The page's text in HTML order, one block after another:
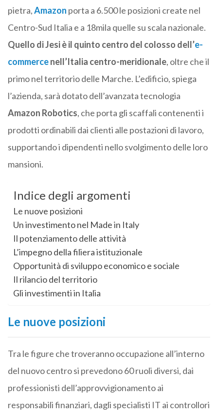
pietra,Amazon porta a 6.500 le posizioni create nel
Centro-Sud Italia e a 18mila quelle su scala nazionale.
Quello di Jesi è il quinto centro del colosso dell’e-
commercenell’Italia centro-meridionale, oltre che il
primo nel territorio delle Marche. L’edificio, spiega
l’azienda, sarà dotato dell’avanzata tecnologia
Amazon Robotics, che porta gli scaffali contenenti i
prodotti ordinabili dai clienti alle postazioni di lavoro,
supportando i dipendenti nello svolgimento delle loro
mansioni.
Indice degli argomenti
Le nuove posizioni
Un investimento nel Made in Italy
Il potenziamento delle attività
L’impegno della filiera istituzionale
Opportunità di sviluppo economico e sociale
Il rilancio del territorio
Gli investimenti in Italia
Le nuove posizioni
Tra le figure che troveranno occupazione all’interno
del nuovo centro si prevedono 60 ruoli diversi, dai
professionisti dell’approvvigionamento ai
responsabili finanziari, dagli specialisti IT ai controllori